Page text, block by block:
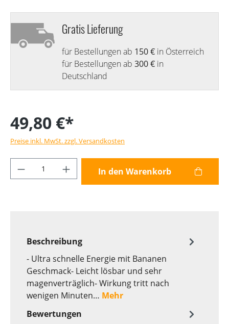
Gratis Lieferung
für Bestellungen ab 150 € in Österreich
für Bestellungen ab 300 € in
Deutschland
49,80 €*
Preise inkl. MwSt. zzgl. Versandkosten
Produkt Anzahl: Gib den gewünschten
In den Warenkorb
Beschreibung
- Ultra schnelle Energie mit Bananen
Geschmack- Leicht lösbar und sehr
magenverträglich- Wirkung tritt nach
wenigen Minuten… Mehr
Bewertungen